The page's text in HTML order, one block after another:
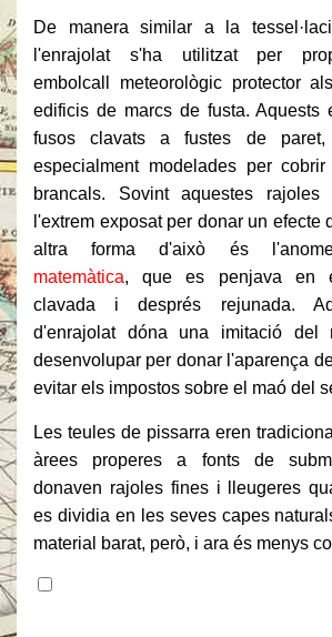
De manera similar a la
l'enrajolat s'ha utilitzat per
embolcall meteorològic protector
edificis de marcs de fusta. Aquests
fusos clavats a fustes de paret,
especialment modelades per
brancals. Sovint aquestes
l'extrem exposat per donar un efecte
altra forma d'això és
matemàtica, que es penjava en
clavada i després rejunada.
d'enrajolat dóna una imitació
desenvolupar per donar l'aparença
evitar els impostos sobre el maó del
Les teules de pissarra eren
àrees properes a fonts de
donaven rajoles fines i lleugeres
es dividia en les seves capes
material barat, però, i ara és menys